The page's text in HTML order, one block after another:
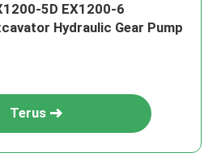
5D EX1200-6
Hydraulic Gear Pump
Terus